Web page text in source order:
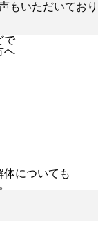
もいただいており
で
へ
についても